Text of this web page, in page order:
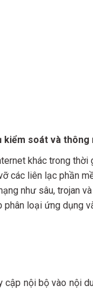
kiểm soát và thông
khác trong thời
các liên lạc phần
như sâu, trojan
loại ứng dụng
nội bộ vào nội